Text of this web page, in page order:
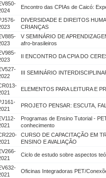
Encontro das CPIAs de Caicó:
DIVERSIDADE E DIREITOS
CRIANÇAS
V SEMINÁRIO DE
afro-brasileiros
II ENCONTRO DA CPIA DO
III SEMINÁRIO
ELEMENTOS PARA LEITURA E
PROJETO PENSAR: ESCUTA,
Programas de Ensino Tutorial -
conhecimento
CURSO DE CAPACITAÇÃO EM
ENSINO E AVALIAÇÃO
Ciclo de estudo sobre aspectos
Oficinas Integradoras PET/